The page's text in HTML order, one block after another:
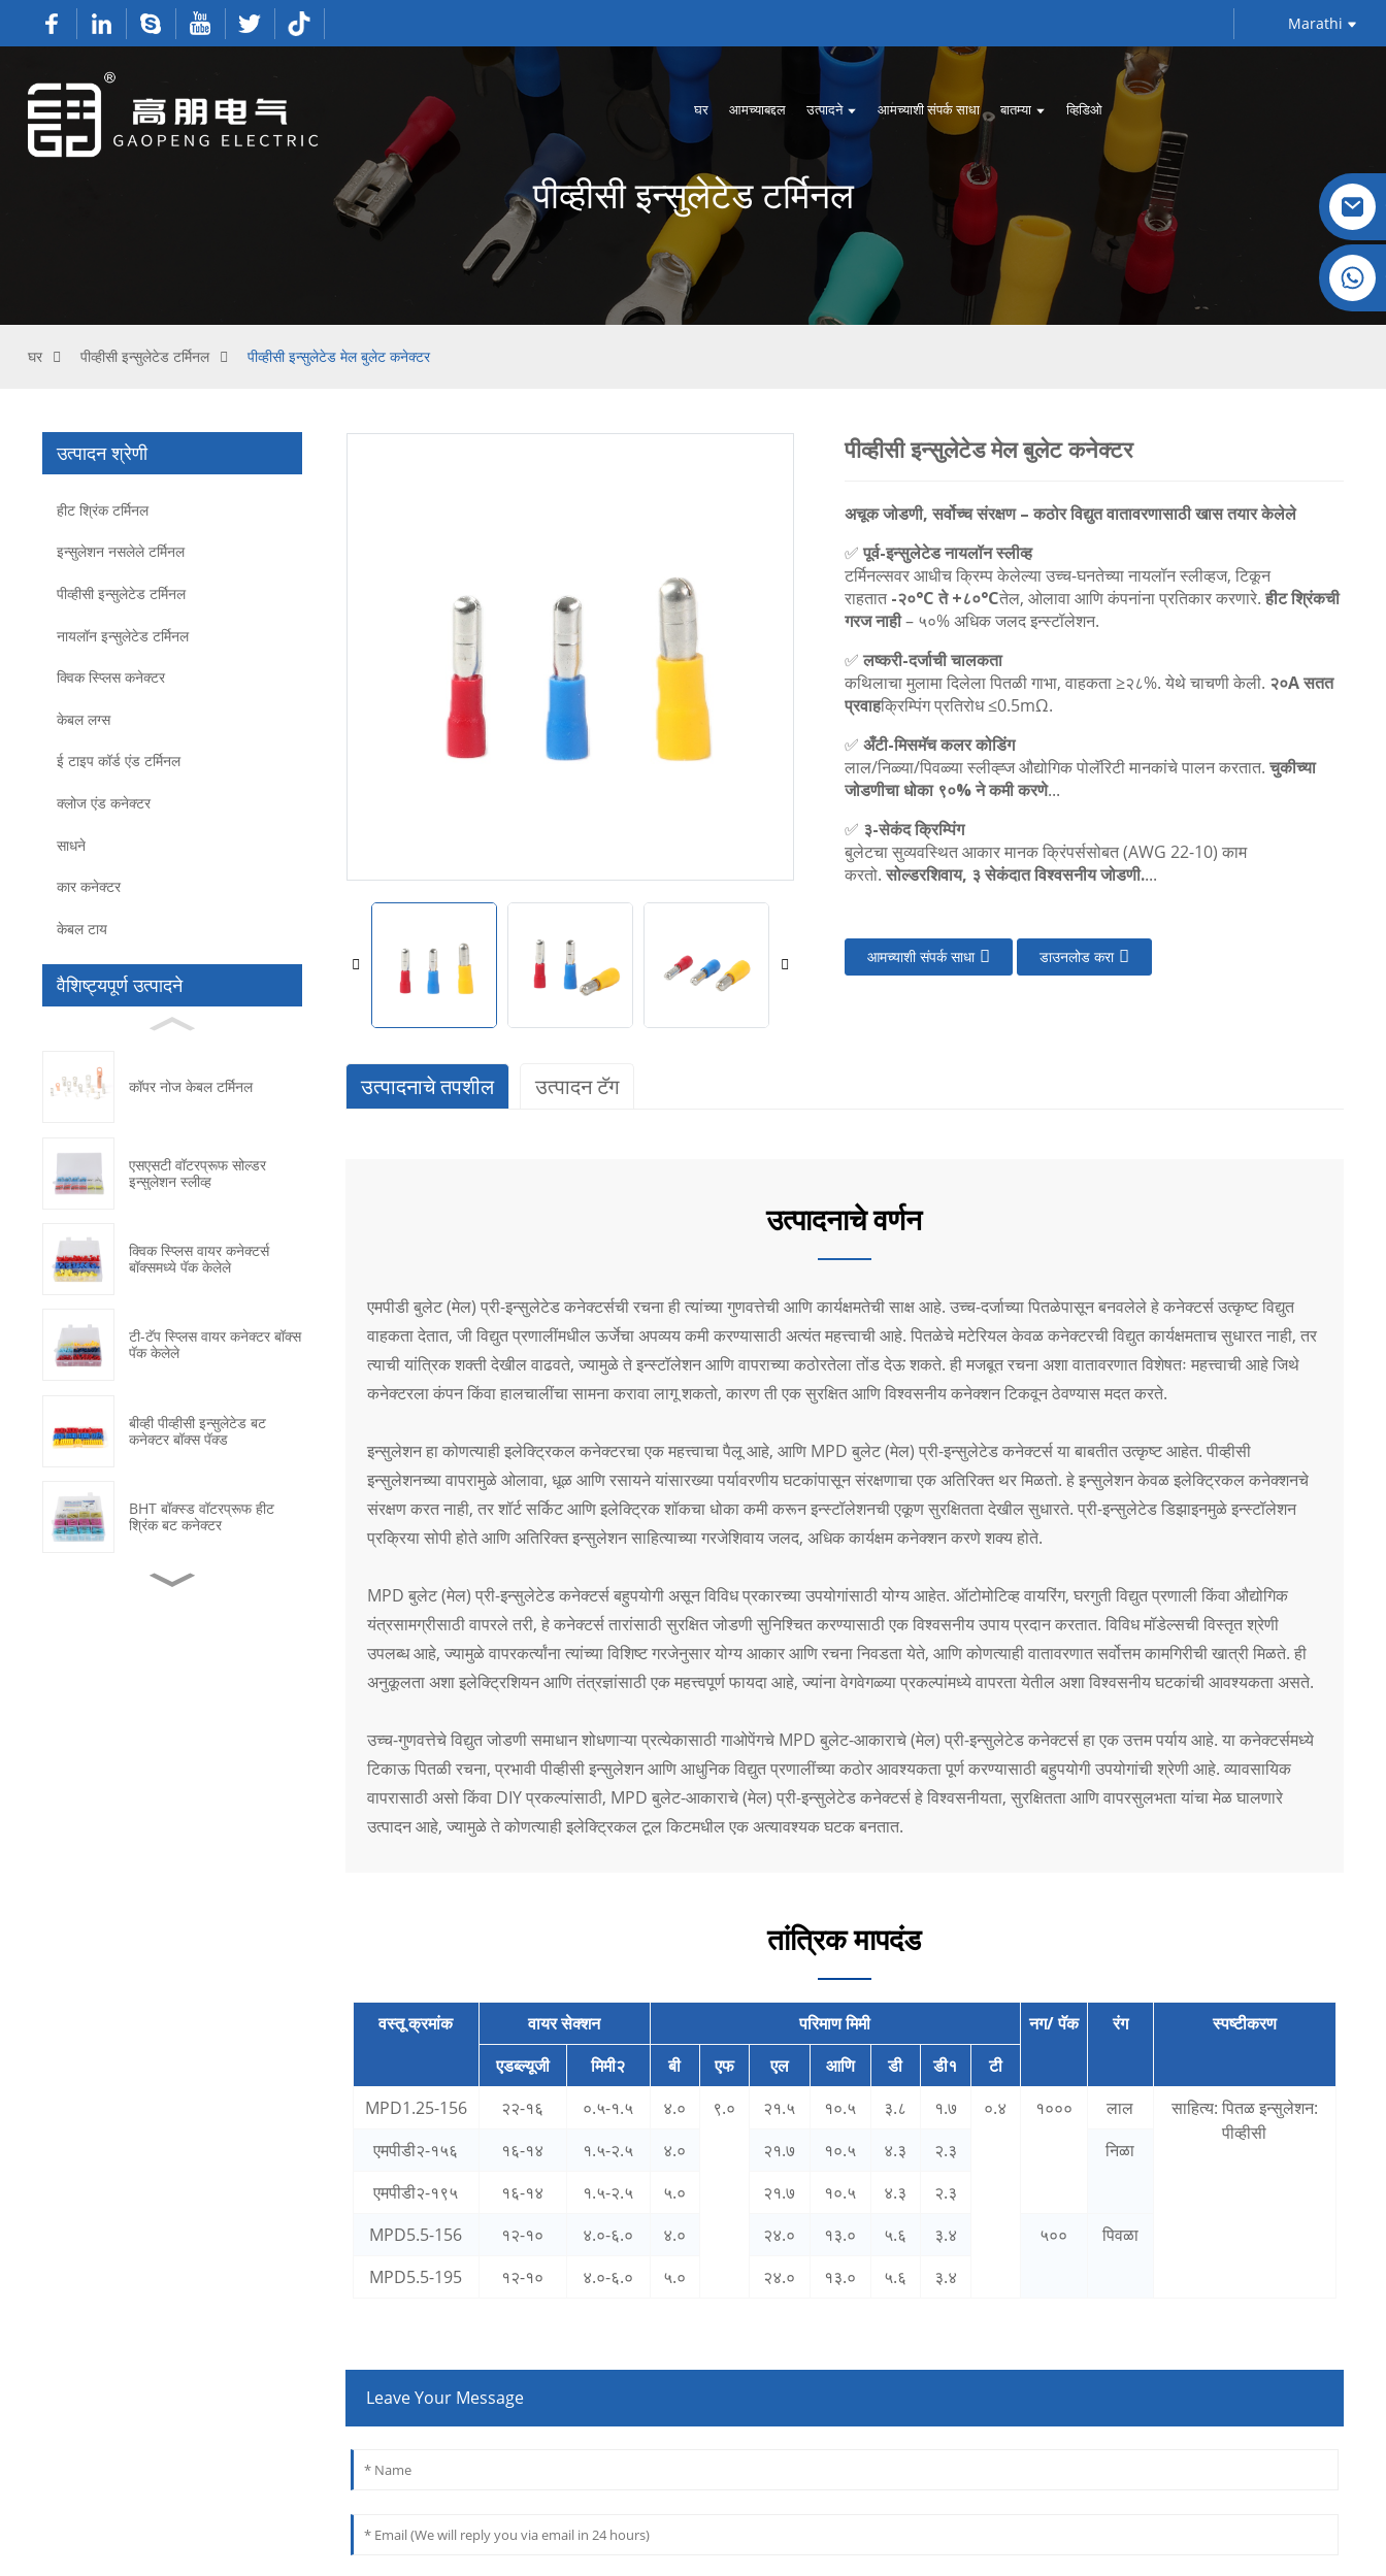
Marathi
घर आमच्याबद्दल उत्पादने आमच्याशी संपर्क साधा बातम्या व्हिडिओ
क्रिस्टल: +८६ १९०३२०८१८२१
पीव्हीसी इन्सुलेटेड टर्मिनल
घर पीव्हीसी इन्सुलेटेड टर्मिनल पीव्हीसी इन्सुलेटेड मेल बुलेट कनेक्टर
उत्पादन श्रेणी
हीट श्रिंक टर्मिनल
इन्सुलेशन नसलेले टर्मिनल
पीव्हीसी इन्सुलेटेड टर्मिनल
नायलॉन इन्सुलेटेड टर्मिनल
क्विक स्प्लिस कनेक्टर
केबल लग्स
ई टाइप कॉर्ड एंड टर्मिनल
क्लोज एंड कनेक्टर
साधने
कार कनेक्टर
केबल टाय
वैशिष्ट्यपूर्ण उत्पादने
कॉपर नोज केबल टर्मिनल
एसएसटी वॉटरप्रूफ सोल्डर
इन्सुलेशन स्लीव्ह
क्विक स्प्लिस वायर कनेक्टर्स
बॉक्समध्ये पॅक केलेले
टी-टॅप स्प्लिस वायर कनेक्टर बॉक्स
पॅक केलेले
बीव्ही पीव्हीसी इन्सुलेटेड बट
कनेक्टर बॉक्स पॅक्ड
BHT बॉक्स्ड वॉटरप्रूफ हीट
श्रिंक बट कनेक्टर
पीव्हीसी इन्सुलेटेड मेल बुलेट कनेक्टर
अचूक जोडणी, सर्वोच्च संरक्षण – कठोर विद्युत वातावरणासाठी खास तयार केलेले
✅ पूर्व-इन्सुलेटेड नायलॉन स्लीव्ह
टर्मिनल्सवर आधीच क्रिम्प केलेल्या उच्च-घनतेच्या नायलॉन स्लीव्हज, टिकून
राहतात -२०°C ते +८०°Cतेल, ओलावा आणि कंपनांना प्रतिकार करणारे. हीट श्रिंकची
गरज नाही– ५०% अधिक जलद इन्स्टॉलेशन.
✅ लष्करी-दर्जाची चालकता
कथिलाचा मुलामा दिलेला पितळी गाभा, वाहकता ≥२८%. येथे चाचणी केली. २०A सतत
प्रवाहक्रिम्पिंग प्रतिरोध ≤0.5mΩ.
✅ अँटी-मिसमॅच कलर कोडिंग
लाल/निळ्या/पिवळ्या स्लीव्ह्ज औद्योगिक पोलॅरिटी मानकांचे पालन करतात. चुकीच्या
जोडणीचा धोका ९०% ने कमी करणे...
✅ ३-सेकंद क्रिम्पिंग
बुलेटचा सुव्यवस्थित आकार मानक क्रिंपर्ससोबत (AWG 22-10) काम
करतो. सोल्डरशिवाय, ३ सेकंदात विश्वसनीय जोडणी....
आमच्याशी संपर्क साधा डाउनलोड करा
उत्पादनाचे तपशील उत्पादन टॅग
उत्पादनाचे वर्णन
एमपीडी बुलेट (मेल) प्री-इन्सुलेटेड कनेक्टर्सची रचना ही त्यांच्या गुणवत्तेची आणि कार्यक्षमतेची साक्ष आहे. उच्च-दर्जाच्या पितळेपासून बनवलेले हे कनेक्टर्स उत्कृष्ट विद्युत
वाहकता देतात, जी विद्युत प्रणालींमधील ऊर्जेचा अपव्यय कमी करण्यासाठी अत्यंत महत्त्वाची आहे. पितळेचे मटेरियल केवळ कनेक्टरची विद्युत कार्यक्षमताच सुधारत नाही, तर
त्याची यांत्रिक शक्ती देखील वाढवते, ज्यामुळे ते इन्स्टॉलेशन आणि वापराच्या कठोरतेला तोंड देऊ शकते. ही मजबूत रचना अशा वातावरणात विशेषतः महत्त्वाची आहे जिथे
कनेक्टरला कंपन किंवा हालचालींचा सामना करावा लागू शकतो, कारण ती एक सुरक्षित आणि विश्वसनीय कनेक्शन टिकवून ठेवण्यास मदत करते.
इन्सुलेशन हा कोणत्याही इलेक्ट्रिकल कनेक्टरचा एक महत्त्वाचा पैलू आहे, आणि MPD बुलेट (मेल) प्री-इन्सुलेटेड कनेक्टर्स या बाबतीत उत्कृष्ट आहेत. पीव्हीसी
इन्सुलेशनच्या वापरामुळे ओलावा, धूळ आणि रसायने यांसारख्या पर्यावरणीय घटकांपासून संरक्षणाचा एक अतिरिक्त थर मिळतो. हे इन्सुलेशन केवळ इलेक्ट्रिकल कनेक्शनचे
संरक्षण करत नाही, तर शॉर्ट सर्किट आणि इलेक्ट्रिक शॉकचा धोका कमी करून इन्स्टॉलेशनची एकूण सुरक्षितता देखील सुधारते. प्री-इन्सुलेटेड डिझाइनमुळे इन्स्टॉलेशन
प्रक्रिया सोपी होते आणि अतिरिक्त इन्सुलेशन साहित्याच्या गरजेशिवाय जलद, अधिक कार्यक्षम कनेक्शन करणे शक्य होते.
MPD बुलेट (मेल) प्री-इन्सुलेटेड कनेक्टर्स बहुपयोगी असून विविध प्रकारच्या उपयोगांसाठी योग्य आहेत. ऑटोमोटिव्ह वायरिंग, घरगुती विद्युत प्रणाली किंवा औद्योगिक
यंत्रसामग्रीसाठी वापरले तरी, हे कनेक्टर्स तारांसाठी सुरक्षित जोडणी सुनिश्चित करण्यासाठी एक विश्वसनीय उपाय प्रदान करतात. विविध मॉडेल्सची विस्तृत श्रेणी
उपलब्ध आहे, ज्यामुळे वापरकर्त्यांना त्यांच्या विशिष्ट गरजेनुसार योग्य आकार आणि रचना निवडता येते, आणि कोणत्याही वातावरणात सर्वोत्तम कामगिरीची खात्री मिळते. ही
अनुकूलता अशा इलेक्ट्रिशियन आणि तंत्रज्ञांसाठी एक महत्त्वपूर्ण फायदा आहे, ज्यांना वेगवेगळ्या प्रकल्पांमध्ये वापरता येतील अशा विश्वसनीय घटकांची आवश्यकता असते.
उच्च-गुणवत्तेचे विद्युत जोडणी समाधान शोधणाऱ्या प्रत्येकासाठी गाओपेंगचे MPD बुलेट-आकाराचे (मेल) प्री-इन्सुलेटेड कनेक्टर्स हा एक उत्तम पर्याय आहे. या कनेक्टर्समध्ये
टिकाऊ पितळी रचना, प्रभावी पीव्हीसी इन्सुलेशन आणि आधुनिक विद्युत प्रणालींच्या कठोर आवश्यकता पूर्ण करण्यासाठी बहुपयोगी उपयोगांची श्रेणी आहे. व्यावसायिक
वापरासाठी असो किंवा DIY प्रकल्पांसाठी, MPD बुलेट-आकाराचे (मेल) प्री-इन्सुलेटेड कनेक्टर्स हे विश्वसनीयता, सुरक्षितता आणि वापरसुलभता यांचा मेळ घालणारे
उत्पादन आहे, ज्यामुळे ते कोणत्याही इलेक्ट्रिकल टूल किटमधील एक अत्यावश्यक घटक बनतात.
तांत्रिक मापदंड
वस्तू क्रमांक वायर सेक्शन परिमाण मिमी नग/ पॅक रंग
स्पष्टीकरण
एडब्ल्यूजी
मिमी२ बी एफ एल आणि डी डी१
टी
MPD1.25-156
२२-१६ ०.५-१.५ ४.० ९.० २१.५ १०.५ ३.८ १.७ ०.४ १००० लाल
साहित्य: पितळ इन्सुलेशन:
पीव्हीसी
एमपीडी२-१५६ १६-१४ १.५-२.५ ४.० २१.७ १०.५ ४.३ २.३
निळा
एमपीडी२-१९५
१६-१४ १.५-२.५ ५.० २१.७ १०.५ ४.३
२.३
MPD5.5-156
१२-१० ४.०-६.० ४.० २४.० १३.० ५.६ ३.४ ५००
पिवळा
MPD5.5-195
१२-१० ४.०-६.० ५.० २४.० १३.० ५.६ ३.४
Leave Your Message